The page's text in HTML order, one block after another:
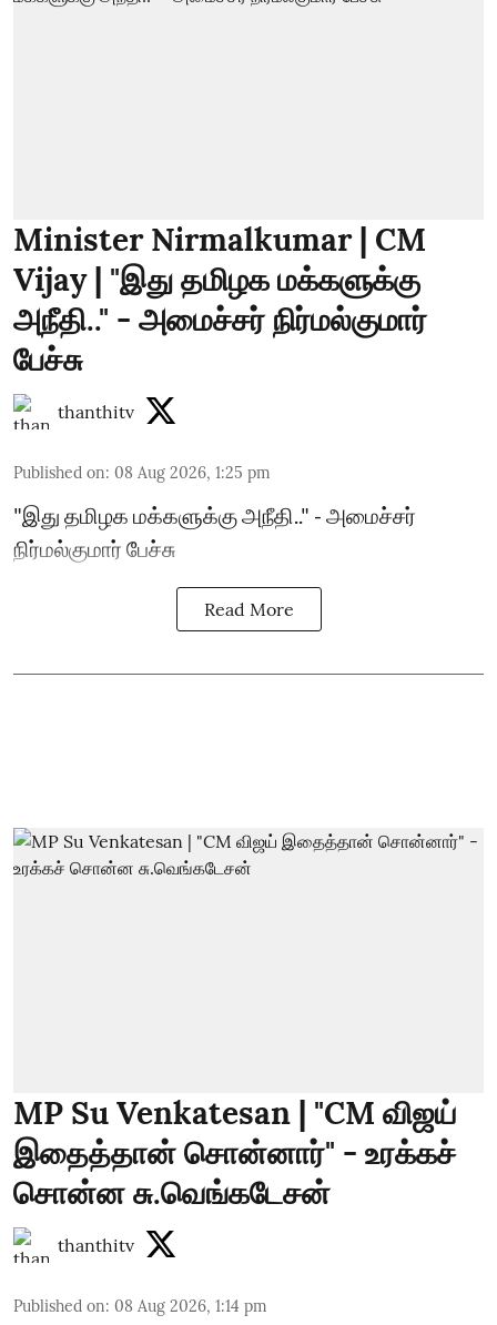
Minister Nirmalkumar | CM
Vijay | "இது தமிழக மக்களுக்கு
அநீதி.." - அமைச்சர் நிர்மல்குமார்
பேச்சு
thanthitv
Published on: 08 Aug 2026, 1:25 pm
"இது தமிழக மக்களுக்கு அநீதி.." - அமைச்சர்
நிர்மல்குமார் பேச்சு
Read More
MP Su Venkatesan | "CM விஜய்
இதைத்தான் சொன்னார்" - உரக்கச்
சொன்ன சு.வெங்கடேசன்
thanthitv
Published on: 08 Aug 2026, 1:14 pm